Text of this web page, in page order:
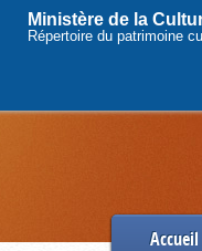
Ministère de la
Répertoire du patrimoine
Accueil